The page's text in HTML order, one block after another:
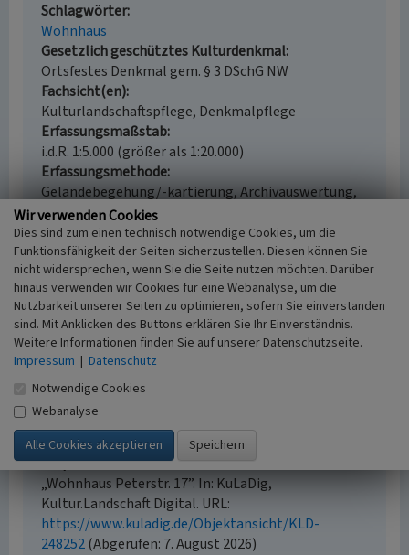
Schlagwörter
Wohnhaus
Gesetzlich geschütztes Kulturdenkmal
Ortsfestes Denkmal gem. § 3 DSchG NW
Fachsicht(en)
Kulturlandschaftspflege, Denkmalpflege
Erfassungsmaßstab
i.d.R. 1:5.000 (größer als 1:20.000)
Erfassungsmethode
Geländebegehung/-kartierung, Archivauswertung,
Auswertung historischer Karten
Historischer Zeitraum
Beginn 1800 bis 1832
Empfohlene Zitierweise
Urheberrechtlicher Hinweis
Der hier präsentierte Inhalt ist urheberrechtlich
geschützt. Die angezeigten Medien unterliegen
möglicherweise zusätzlichen urheberrechtlichen
Bedingungen, die an diesen ausgewiesen sind.
Empfohlene Zitierweise
„Wohnhaus Peterstr. 17”. In: KuLaDig,
Kultur.Landschaft.Digital. URL:
https://www.kuladig.de/Objektansicht/KLD-
248252(Abgerufen: 7. August 2026)
Wir verwenden Cookies
Dies sind zum einen technisch notwendige Cookies, um die
Funktionsfähigkeit der Seiten sicherzustellen. Diesen können Sie
nicht widersprechen, wenn Sie die Seite nutzen möchten. Darüber
hinaus verwenden wir Cookies für eine Webanalyse, um die
Nutzbarkeit unserer Seiten zu optimieren, sofern Sie einverstanden
sind. Mit Anklicken des Buttons erklären Sie Ihr Einverständnis.
Weitere Informationen finden Sie auf unserer Datenschutzseite.
Impressum | Datenschutz
Notwendige Cookies
Webanalyse